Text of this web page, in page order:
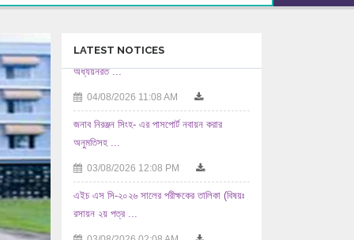
LATEST NOTICES
জনাব নিরঞ্জন সিংহ- এর পাসপোর্ট নবায়ন করার
অনুমতিসহ ...
এইচ এস সি-২০২৬ সালের পরীক্ষকের তালিকা (বিষয়ঃ
রসায়ন ২য় পত্র ...
এইচ এস সি-২০২৬ সালের পরীক্ষকের তালিকা (বিষয়ঃ